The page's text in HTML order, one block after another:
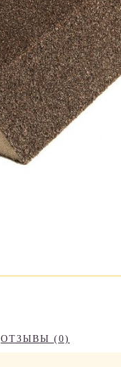
ОТЗЫВЫ (0)